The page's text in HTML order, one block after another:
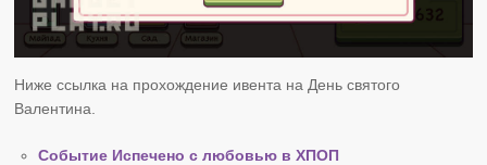
Ниже ссылка на прохождение ивента на День святого
Валентина.
Событие Испечено с любовью в ХПОП